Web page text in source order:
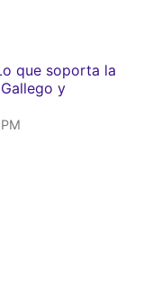
que soporta la
y